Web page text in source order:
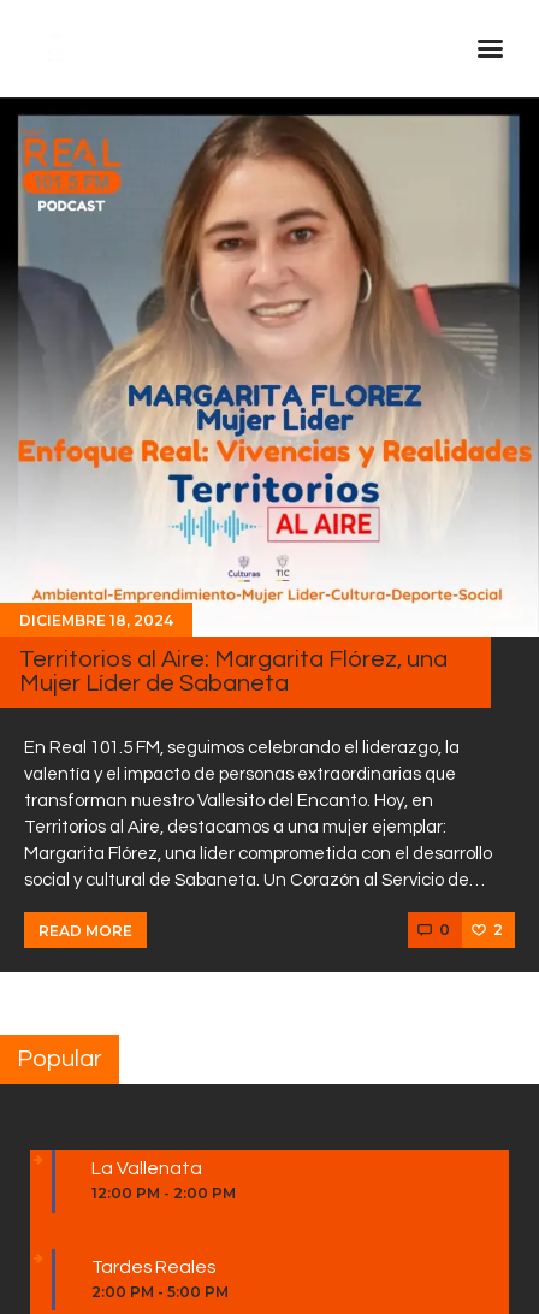
Inicio Real FM
Streaming
En Vivo
Descarga La APP
Programas
Noticias
Equipo
Sobre Nosotros
Contactos
DICIEMBRE 18, 2024
Territorios al Aire: Margarita Flórez, una
Mujer Líder de Sabaneta
En Real 101.5 FM, seguimos celebrando el liderazgo, la
valentía y el impacto de personas extraordinarias que
transforman nuestro Vallesito del Encanto. Hoy, en
Territorios al Aire, destacamos a una mujer ejemplar:
Margarita Flórez, una líder comprometida con el desarrollo
social y cultural de Sabaneta. Un Corazón al Servicio de…
READ MORE 0 2
Popular
La Vallenata
12:00 PM - 2:00 PM
Tardes Reales
2:00 PM - 5:00 PM